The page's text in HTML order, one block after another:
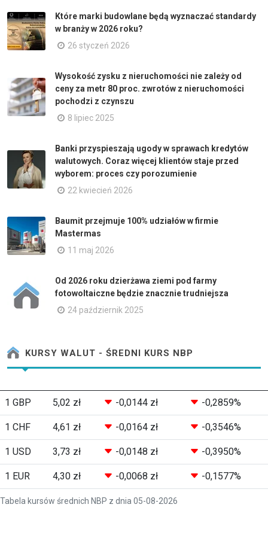
Które marki budowlane będą wyznaczać standardy
w branży w 2026 roku?
26 styczeń 2026
Wysokość zysku z nieruchomości nie zależy od
ceny za metr 80 proc. zwrotów z nieruchomości
pochodzi z czynszu
8 lipiec 2025
Banki przyspieszają ugody w sprawach kredytów
walutowych. Coraz więcej klientów staje przed
wyborem: proces czy porozumienie
22 kwiecień 2026
Baumit przejmuje 100% udziałów w firmie
Mastermas
11 maj 2026
Od 2026 roku dzierżawa ziemi pod farmy
fotowoltaiczne będzie znacznie trudniejsza
24 październik 2025
KURSY WALUT - ŚREDNI KURS NBP
Tabela kursów średnich NBP z dnia 05-08-2026
1 GBP 5,02 zł -0,0144 zł -0,2859%
1 CHF 4,61 zł -0,0164 zł -0,3546%
1 USD 3,73 zł -0,0148 zł -0,3950%
1 EUR 4,30 zł -0,0068 zł -0,1577%